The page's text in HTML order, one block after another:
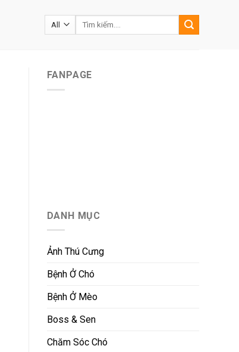
Tìm
FANPAGE
DANH MỤC
Ảnh Thú Cưng
Bệnh Ở Chó
Bệnh Ở Mèo
Boss & Sen
Chăm Sóc Chó